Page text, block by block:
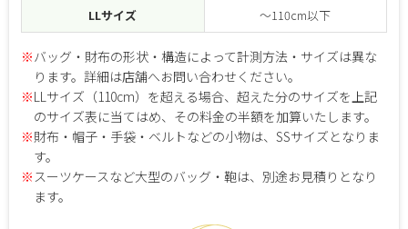
LLサイズ ～110cm以下
※バッグ・財布の形状・構造によって計測方法・サイズは異な
ります。詳細は店舗へお問い合わせください。
※LLサイズ（110cm）を超える場合、超えた分のサイズを上記
のサイズ表に当てはめ、その料金の半額を加算いたします。
※財布・帽子・手袋・ベルトなどの小物は、SSサイズとなりま
す。
※ スーツケースなど大型のバッグ・鞄は、別途お見積りとなり
ます。